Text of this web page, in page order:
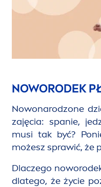
NOWORODEK
Nowonarodzone
zajęcia: spanie,
musi tak być?
możesz sprawić, że
Dlaczego
dlatego, że życie